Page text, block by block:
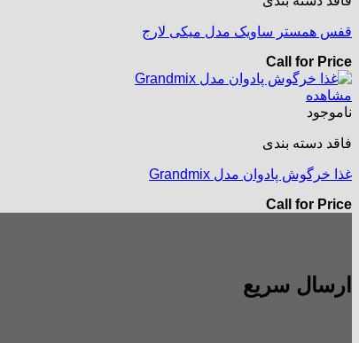
قفس همستر ساویک مدل میکی لارج
Call for Price
مشاهده
ناموجود
فاقد دسته بندی
غذا خرگوش پادوان مدل Grandmix
Call for Price
ارسال سریع